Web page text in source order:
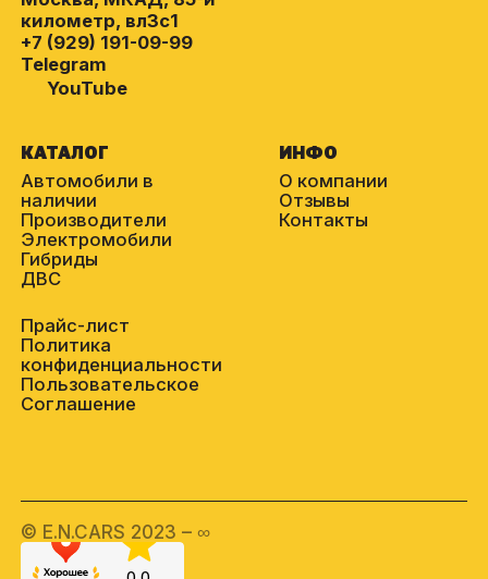
километр, вл3с1
+7 (929) 191-09-99
Telegram
YouTube
КАТАЛОГ
Автомобили в
наличии
Производители
Электромобили
Гибриды
ДВС
ИНФО
О компании
Отзывы
Контакты
Прайс-лист
Политика
конфиденциальности
Пользовательское
Соглашение
© E.N.CARS 2023 – ∞